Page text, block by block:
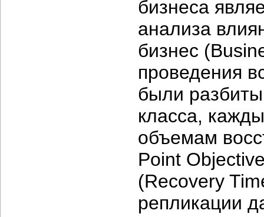
бизнеса
анализа
бизнес
проведения
были
класса,
объемам
Point
(Recovery
репликации